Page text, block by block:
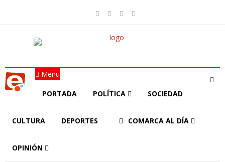
Menu
PORTADA POLÍTICA SOCIEDAD
CULTURA DEPORTES COMARCA AL DÍA
OPINIÓN